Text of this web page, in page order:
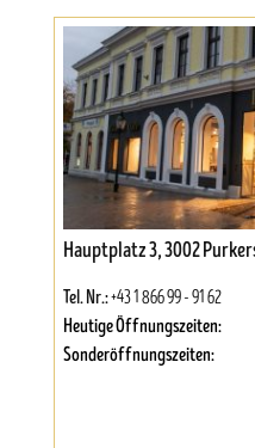
Hauptplatz 3, 3002
Tel. Nr.:+43 1 866 99 - 91 62
Heutige Öffnungszeiten:
Sonderöffnungszeiten: